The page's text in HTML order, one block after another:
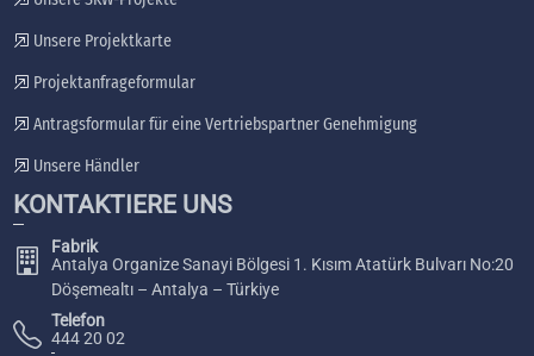
Unsere Projektkarte
Projektanfrageformular
Antragsformular für eine Vertriebspartner Genehmigung
Unsere Händler
KONTAKTIERE UNS
Fabrik
Antalya Organize Sanayi Bölgesi 1. Kısım Atatürk Bulvarı No:20
Döşemealtı – Antalya – Türkiye
Telefon
444 20 02